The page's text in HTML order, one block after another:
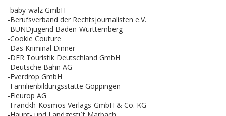
-baby-walz GmbH
-Berufsverband der Rechtsjournalisten e.V.
-BUNDjugend Baden-Württemberg
-Cookie Couture
-Das Kriminal Dinner
-DER Touristik Deutschland GmbH
-Deutsche Bahn AG
-Everdrop GmbH
-Familienbildungsstätte Göppingen
-Fleurop AG
-Franckh-Kosmos Verlags-GmbH & Co. KG